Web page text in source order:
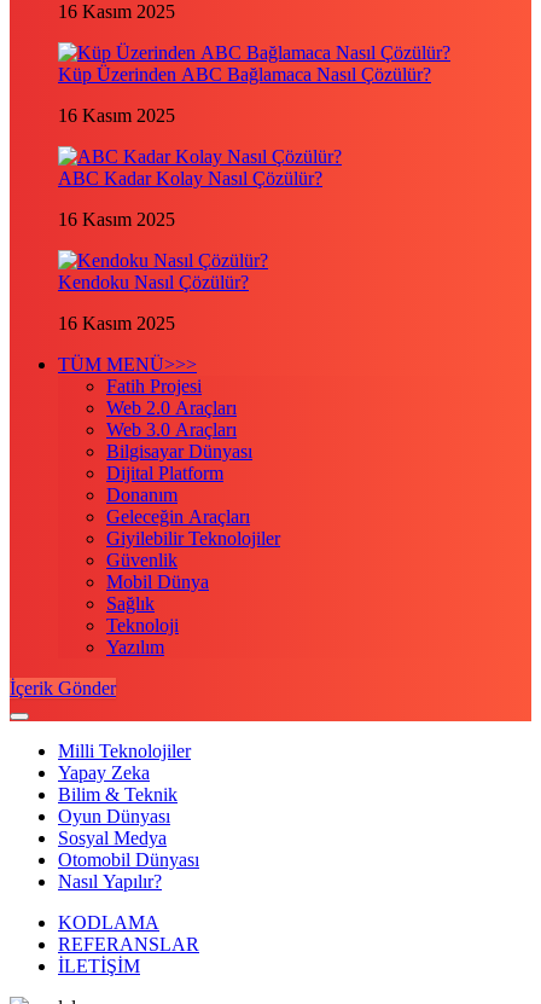
16 Kasım 2025
Küp Üzerinden ABC Bağlamaca Nasıl Çözülür?
16 Kasım 2025
ABC Kadar Kolay Nasıl Çözülür?
16 Kasım 2025
Kendoku Nasıl Çözülür?
16 Kasım 2025
TÜM MENÜ>>>
Fatih Projesi
Web 2.0 Araçları
Web 3.0 Araçları
Bilgisayar Dünyası
Dijital Platform
Donanım
Geleceğin Araçları
Giyilebilir Teknolojiler
Güvenlik
Mobil Dünya
Sağlık
Teknoloji
Yazılım
İçerik Gönder
Milli Teknolojiler
Yapay Zeka
Bilim & Teknik
Oyun Dünyası
Sosyal Medya
Otomobil Dünyası
Nasıl Yapılır?
KODLAMA
REFERANSLAR
İLETİŞİM